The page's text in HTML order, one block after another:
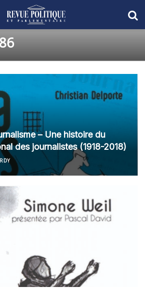
– Une histoire du
des journalistes (1918-2018)